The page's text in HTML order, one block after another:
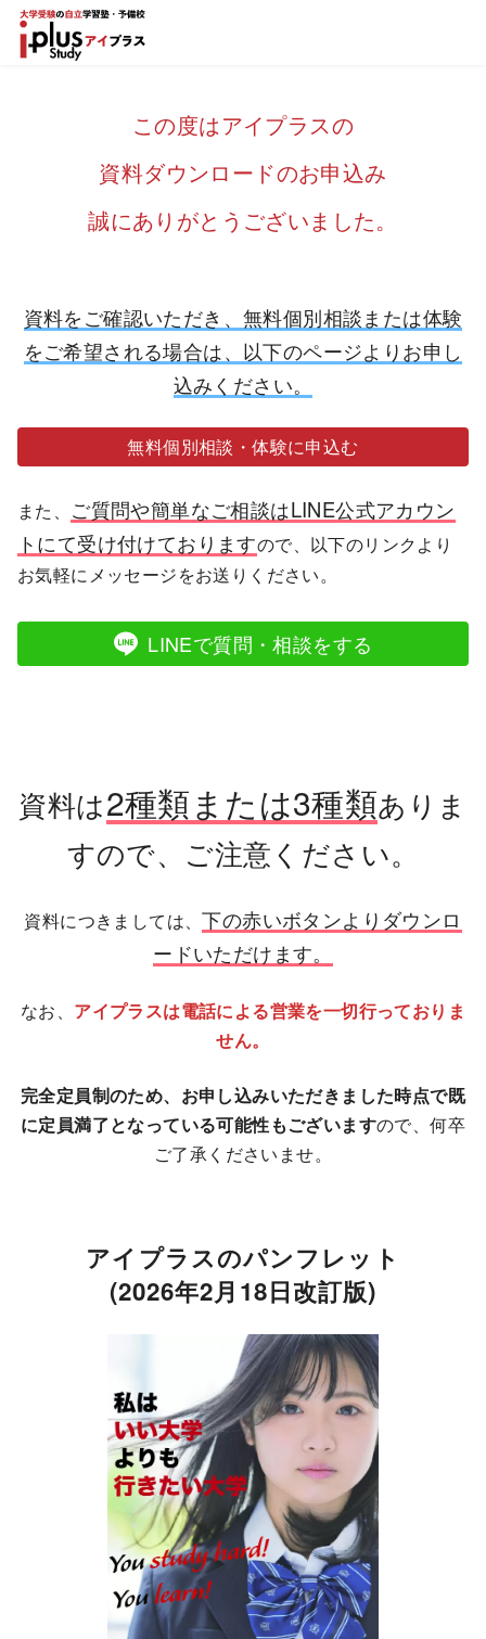
この度はアイプラスの
資料ダウンロードのお申込み
誠にありがとうございました。
資料をご確認いただき、無料個別相談または体験
をご希望される場合は、以下のページよりお申し
込みください。
無料個別相談・体験に申込む
また、 ご質問や簡単なご相談はLINE公式アカウン
トにて受け付けておりますので、以下のリンクより
お気軽にメッセージをお送りください。
LINEで質問・相談をする
資料は2種類または3種類ありま
すので、ご注意ください。
資料につきましては、下の赤いボタンよりダウンロ
ードいただけます。
なお、 アイプラスは電話による営業を一切行っておりま
せん。
完全定員制のため、お申し込みいただきました時点で既
に定員満了となっている可能性もございますので、何卒
ご了承くださいませ。
アイプラスのパンフレット
(2026年2月18日改訂版)